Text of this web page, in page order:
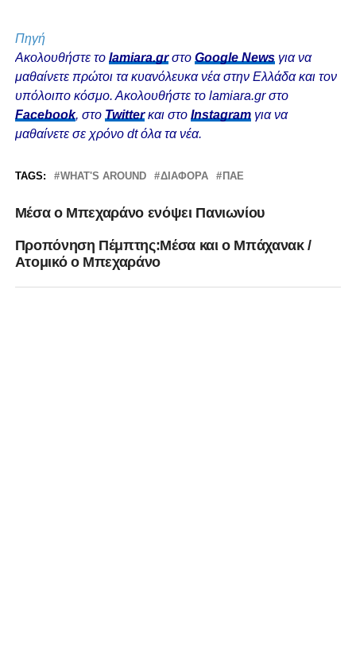
Πηγή
Ακολουθήστε το lamiara.grστο Google Newsγια να
μαθαίνετε πρώτοι τα κυανόλευκα νέα στην Ελλάδα και τον
υπόλοιπο κόσμο. Ακολουθήστε το lamiara.gr στο
Facebook, στο Twitterκαι στο Instagram για να
μαθαίνετε σε χρόνο dt όλα τα νέα.
TAGS: WHAT'S AROUND ΔΙΆΦΟΡΑ ΠΑΕ
Mέσα ο Μπεχαράνο ενόψει Πανιωνίου
Προπόνηση Πέμπτης:Μέσα και ο Μπάχανακ /
Ατομικό ο Μπεχαράνο